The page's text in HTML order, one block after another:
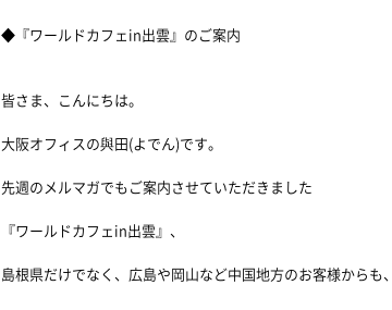
◆『ワールドカフェin出雲』のご案内
皆さま、こんにちは。
大阪オフィスの與田(よでん)です。
先週のメルマガでもご案内させていただきました
『ワールドカフェin出雲』、
島根県だけでなく、広島や岡山など中国地方のお客様からも、